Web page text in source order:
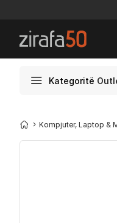
Kategoritë
Kompjuter, Laptop &